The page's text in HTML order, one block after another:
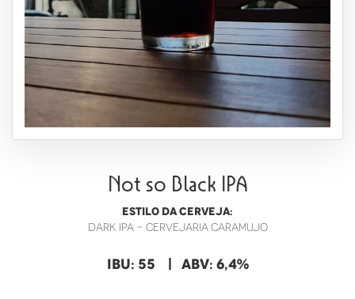
NÃO TENHO :/
Not so Black IPA
ESTILO DA CERVEJA:
Dark IPA - Cervejaria Caramujo
IBU: 55 | ABV: 6,4%